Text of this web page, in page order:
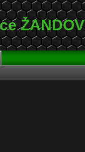
ŽANDOV